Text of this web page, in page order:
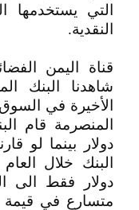
التي يستخدمها
النقدية.
قناة اليمن
شاهدنا البنك
الأخيرة في السوق
دولار بينما لو
دولار فقط الى
متسارع في قيمة